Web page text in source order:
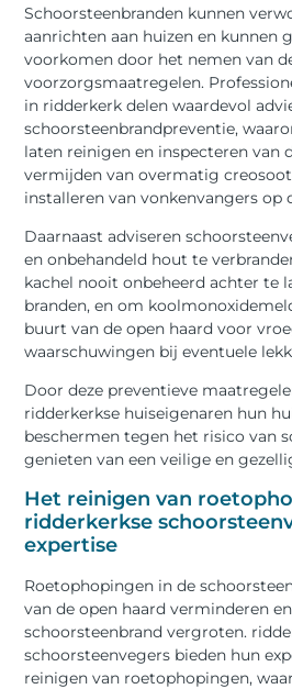
Schoorsteenbranden kunnen
aanrichten aan huizen en kunnen
voorkomen door het nemen van
voorzorgsmaatregelen.
in ridderkerk delen waardevol
schoorsteenbrandpreventie,
laten reinigen en inspecteren van
vermijden van overmatig
installeren van vonkenvangers op
Daarnaast adviseren
en onbehandeld hout te
kachel nooit onbeheerd achter te
branden, en om
buurt van de open haard voor
waarschuwingen bij eventuele
Door deze preventieve
ridderkerkse huiseigenaren hun
beschermen tegen het risico van
genieten van een veilige en
Het reinigen van
ridderkerkse
expertise
Roetophopingen in de
van de open haard verminderen
schoorsteenbrand vergroten.
schoorsteenvegers bieden hun
reinigen van roetophopingen,